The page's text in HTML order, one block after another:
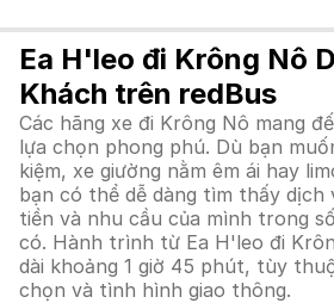
Ea H'leo đi Krông Nô
Khách trên redBus
Các hãng xe đi Krông Nô mang
lựa chọn phong phú. Dù bạn
kiệm, xe giường nằm êm ái hay
bạn có thể dễ dàng tìm thấy dịch
tiền và nhu cầu của mình trong
có. Hành trình từ Ea H'leo đi
dài khoảng 1 giờ 45 phút, tùy
chọn và tình hình giao thông.